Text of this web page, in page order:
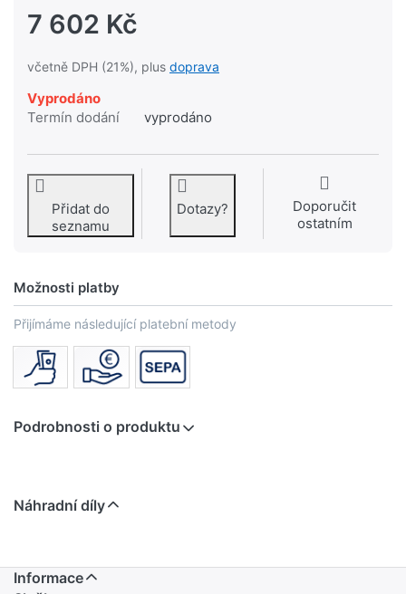
7 602 Kč
včetně DPH (21%), plus doprava
Vyprodáno
Termín dodání
vyprodáno
Přidat do
seznamu
Dotazy?
Doporučit
ostatním
Možnosti platby
Přijímáme následující platební metody
Podrobnosti o produktu
Náhradní díly
Informace